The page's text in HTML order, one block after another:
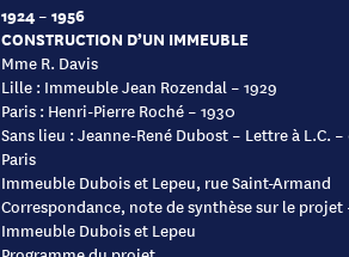
1924 – 1956
CONSTRUCTION D’UN IMMEUBLE
Mme R. Davis
Lille : Immeuble Jean Rozendal – 1929
Paris : Henri-Pierre Roché – 1930
Sans lieu : Jeanne-René Dubost – Lettre à L.C.
Paris
Immeuble Dubois et Lepeu, rue Saint-Armand
Correspondance, note de synthèse sur le projet
Immeuble Dubois et Lepeu